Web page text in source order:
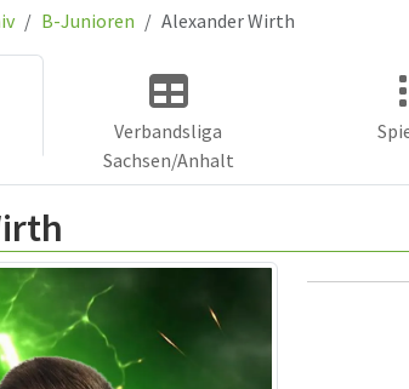
B-Junioren Alexander Wirth
Verbandsliga
Sachsen/Anhalt